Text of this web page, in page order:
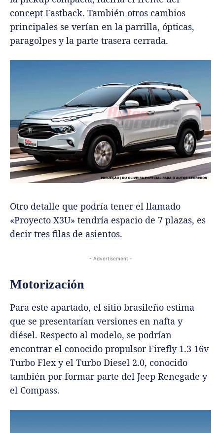
concept Fastback. También otros cambios
principales se verían en la parrilla, ópticas,
paragolpes y la parte trasera cerrada.
Otro detalle que podría tener el llamado
«Proyecto X3U» tendría espacio de 7 plazas, es
decir tres filas de asientos.
- Advertisement -
Motorización
Para este apartado, el sitio brasileño estima
que se presentarían versiones en nafta y
diésel. Respecto al modelo, se podrían
encontrar el conocido propulsor Firefly 1.3 16v
Turbo Flex y el Turbo Diesel 2.0, conocido
también por formar parte del Jeep Renegade y
el Compass.